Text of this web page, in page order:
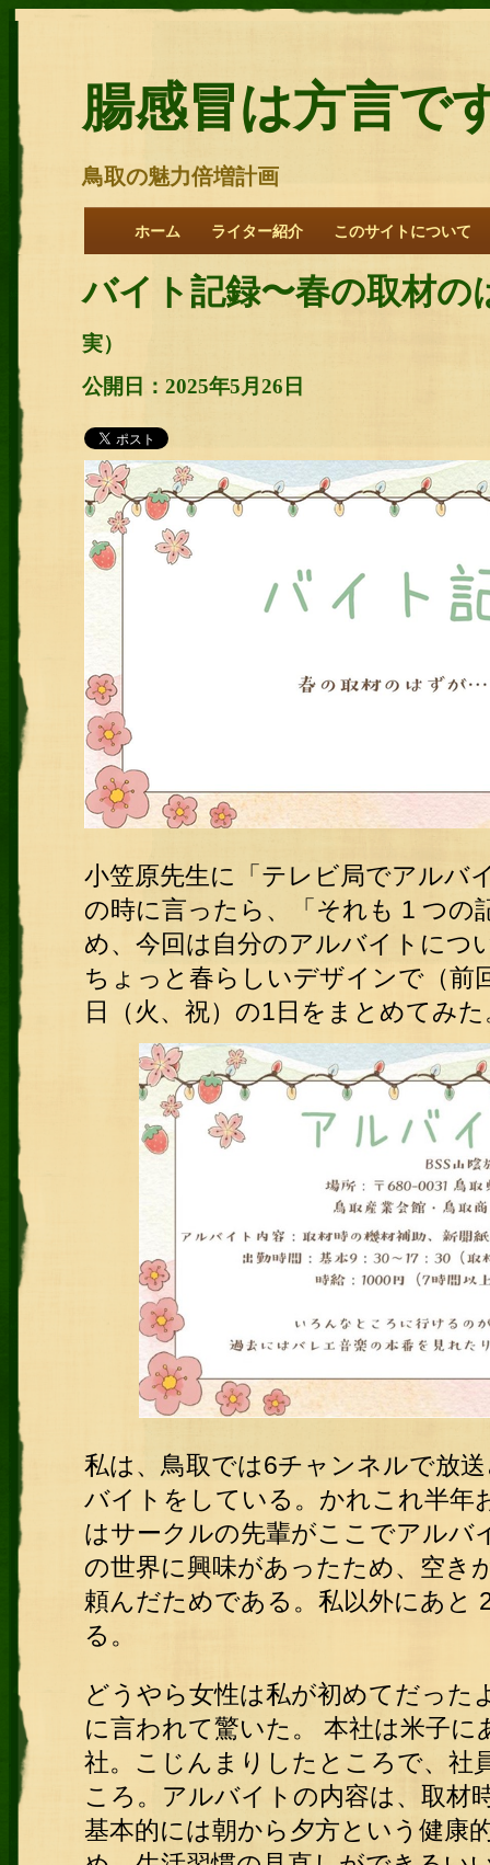
腸感冒は方言で
鳥取の魅力倍増計画
ホーム ライター紹介 このサイトについて
バイト記録〜春の取材
実）
公開日：2025年5月26日
小笠原先生に「テレビ局でアルバ
の時に言ったら、「それも 1 つの
め、今回は自分のアルバイトにつ
ちょっと春らしいデザインで（前
日（火、祝）の1日をまとめてみた
私は、鳥取では6チャンネルで放
バイトをしている。かれこれ半年
はサークルの先輩がここでアルバ
の世界に興味があったため、空き
頼んだためである。私以外にあと
る。
どうやら女性は私が初めてだっ
に言われて驚いた。 本社は米子
社。こじんまりしたところで、社
ころ。アルバイトの内容は、取材
基本的には朝から夕方という健康